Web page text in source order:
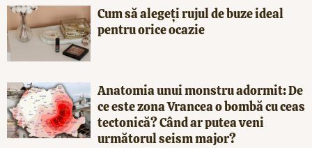
Cum să alegeți rujul de buze ideal
pentru orice ocazie
Anatomia unui monstru adormit: De
ce este zona Vrancea o bombă cu ceas
tectonică? Când ar putea veni
următorul seism major?